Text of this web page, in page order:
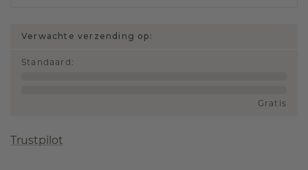
Verwachte verzending op:
Standaard :
Gratis
Trustpilot